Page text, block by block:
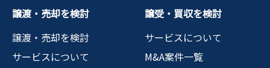
譲渡・売却を検討
譲渡・売却を検討
サービスについて
譲受・買収を検討
サービスについて
M&A案件一覧